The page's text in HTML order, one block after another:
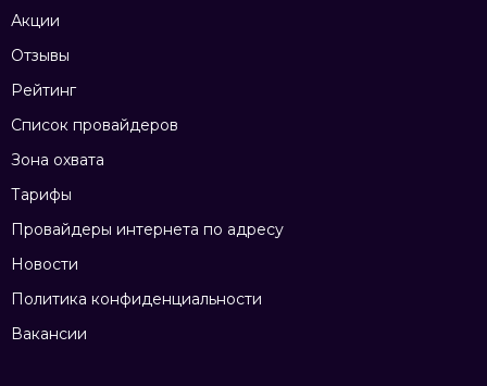
Акции
Отзывы
Рейтинг
Список провайдеров
Зона охвата
Тарифы
Провайдеры интернета по адресу
Новости
Политика конфиденциальности
Вакансии